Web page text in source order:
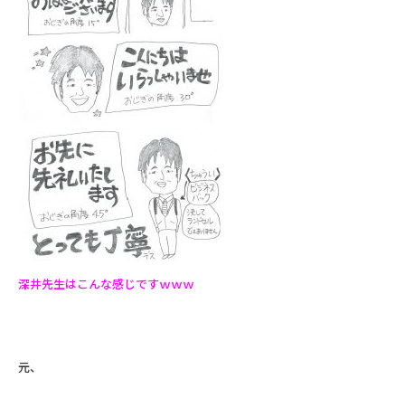
深井先生はこんな感じですｗｗｗ
元、